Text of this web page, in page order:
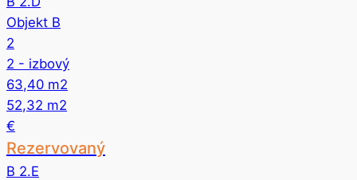
Objekt B
2
2 - izbový
63,40 m2
52,32 m2
€
Rezervovaný
B 2.E